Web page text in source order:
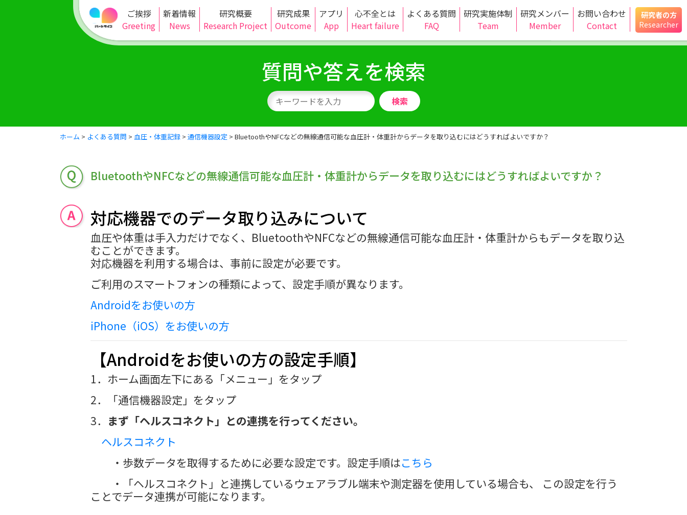
ご挨拶
Greeting
新着情報
News
研究概要
Research Project
研究成果
Outcome
アプリ
App
心不全とは
Heart failure
よくある質問
FAQ
研究実施体制
Team
研究メンバー
Member
お問い合わせ
Contact
研究者の方
Researcher
質問や答えを検索
検索
ホーム > よくある質問 > 血圧・体重記録 > 通信機器設定 > BluetoothやNFCなどの無線通信可能な血圧計・体重計からデータを取り込むにはどうすればよいですか？
BluetoothやNFCなどの無線通信可能な血圧計・体重計からデータを取り込むにはどうすればよいですか？
対応機器でのデータ取り込みについて
血圧や体重は手入力だけでなく、BluetoothやNFCなどの無線通信可能な血圧計・体重計からもデータを取り込
むことができます。
対応機器を利用する場合は、事前に設定が必要です。
ご利用のスマートフォンの種類によって、設定手順が異なります。
Androidをお使いの方
iPhone（iOS）をお使いの方
【Androidをお使いの方の設定手順】
1．ホーム画面左下にある「メニュー」をタップ
2．「通信機器設定」をタップ
3． まず「ヘルスコネクト」との連携を行ってください。
ヘルスコネクト
・歩数データを取得するために必要な設定です。設定手順はこちら
・「ヘルスコネクト」と連携しているウェアラブル端末や測定器を使用している場合も、 この設定を行う
ことでデータ連携が可能になります。